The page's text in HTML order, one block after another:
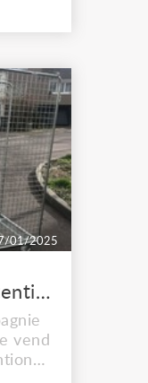
01/2025
Chariot de manutention roll conteneurs 2 côtés
vend